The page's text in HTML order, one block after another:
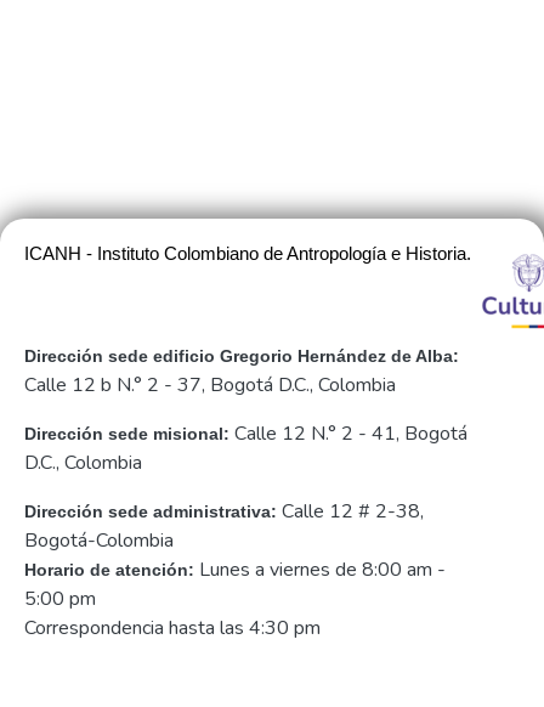
ICANH - Instituto Colombiano de Antropología e Historia.
Dirección sede edificio Gregorio Hernández de Alba:
Calle 12 b N.° 2 - 37, Bogotá D.C., Colombia
Dirección sede misional: Calle 12 N.° 2 - 41, Bogotá
D.C., Colombia
Dirección sede administrativa: Calle 12 # 2-38,
Bogotá-Colombia
Horario de atención: Lunes a viernes de 8:00 am -
5:00 pm
Correspondencia hasta las 4:30 pm